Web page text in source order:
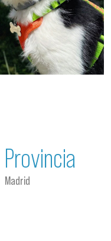
Provincia
Madrid